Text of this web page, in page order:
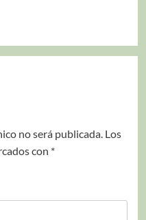
no será publicada. Los
con *